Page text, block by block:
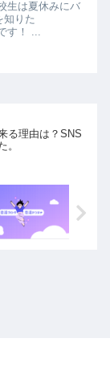
生は夏休みにバ
知りた
！ ...
る理由は？SNS
。